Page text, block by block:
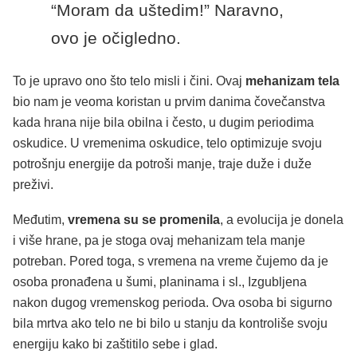
“Moram da uštedim!” Naravno,
ovo je očigledno.
To je upravo ono što telo misli i čini. Ovaj mehanizam tela
bio nam je veoma koristan u prvim danima čovečanstva
kada hrana nije bila obilna i često, u dugim periodima
oskudice. U vremenima oskudice, telo optimizuje svoju
potrošnju energije da potroši manje, traje duže i duže
preživi.
Međutim, vremena su se promenila, a evolucija je donela
i više hrane, pa je stoga ovaj mehanizam tela manje
potreban. Pored toga, s vremena na vreme čujemo da je
osoba pronađena u šumi, planinama i sl., Izgubljena
nakon dugog vremenskog perioda. Ova osoba bi sigurno
bila mrtva ako telo ne bi bilo u stanju da kontroliše svoju
energiju kako bi zaštitilo sebe i glad.